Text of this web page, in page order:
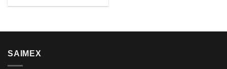
SAIMEX